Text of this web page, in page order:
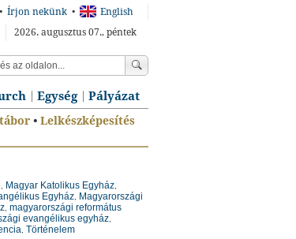
• Írjon nekünk •
English
2026. augusztus 07., péntek
Egység Pályázat
• Lelkészképesítés
, Magyar Katolikus Egyház,
Egyház, Magyarországi
, magyarországi református
evangélikus egyház,
, Történelem